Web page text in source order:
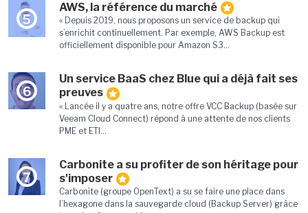
5
AWS, la référence du marché
« Depuis 2019, nous proposons un service de backup qui
s’enrichit continuellement. Par exemple, AWS Backup est
officiellement disponible pour Amazon S3...
6
Un service BaaS chez Blue qui a déjà fait ses
preuves
« Lancée il y a quatre ans, notre offre VCC Backup (basée sur
Veeam Cloud Connect) répond à une attente de nos clients
PME et ETI...
7
Carbonite a su profiter de son héritage pour
s'imposer
Carbonite (groupe OpenText) a su se faire une place dans
l’hexagone dans la sauvegarde cloud (Backup Server) grâce